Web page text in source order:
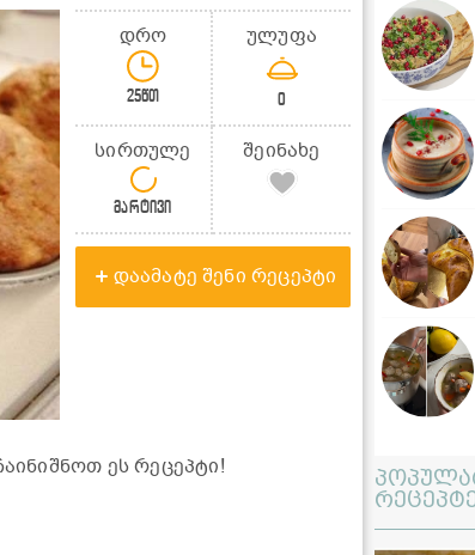
დრო
25წთ
ულუფა
0
სირთულე
მარტივი
შეინახე
დაამატე შენი რეცეპტი
ეს რეცეპტი!